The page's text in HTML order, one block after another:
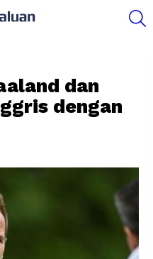
dan
dengan